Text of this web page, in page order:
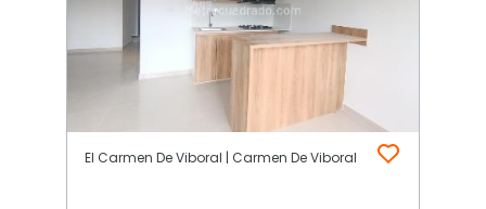
El Carmen De Viboral | Carmen De Viboral